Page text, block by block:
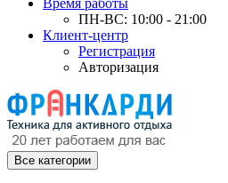
Время работы
ПН-ВС: 10:00 - 21:00
Клиент-центр
Регистрация
Авторизация
Все категории